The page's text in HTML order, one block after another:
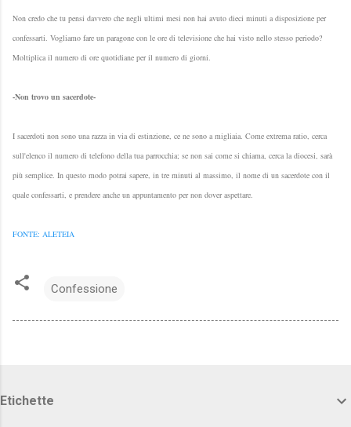
Non credo che tu pensi davvero che negli ultimi mesi non hai avuto dieci minuti a disposizione per
confessarti. Vogliamo fare un paragone con le ore di televisione che hai visto nello stesso periodo?
Moltiplica il numero di ore quotidiane per il numero di giorni.
-Non trovo un sacerdote-
I sacerdoti non sono una razza in via di estinzione, ce ne sono a migliaia. Come extrema ratio, cerca
sull'elenco il numero di telefono della tua parrocchia; se non sai come si chiama, cerca la diocesi, sarà
più semplice. In questo modo potrai sapere, in tre minuti al massimo, il nome di un sacerdote con il
quale confessarti, e prendere anche un appuntamento per non dover aspettare.
FONTE: ALETEIA
Confessione
Etichette